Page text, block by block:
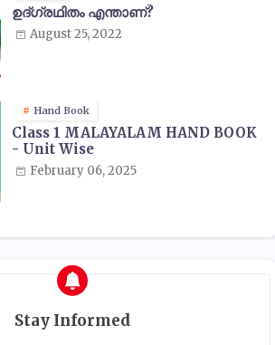
ഉദ്ഗ്രഥിതം എന്താണ്?
August 25, 2022
Hand Book
Class 1 MALAYALAM HAND BOOK
- Unit Wise
February 06, 2025
Stay Informed